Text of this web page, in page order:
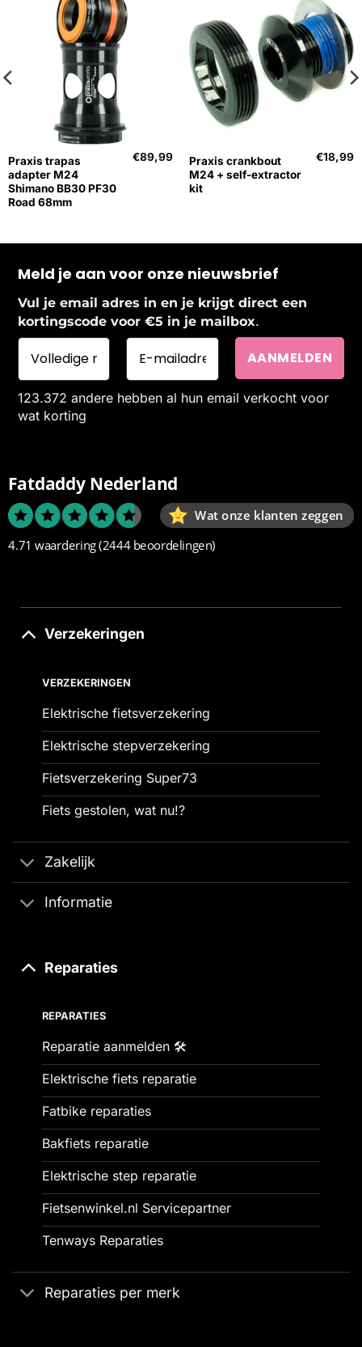
Praxis trapas
adapter M24
Shimano BB30 PF30
Road 68mm
€89,99
Praxis crankbout
M24 + self-extractor
kit
€18,99
Meld je aan voor onze nieuwsbrief
Vul je email adres in en je krijgt direct een
kortingscode voor €5 in je mailbox.
123.372 andere hebben al hun email verkocht voor
wat korting
Fatdaddy Nederland
Wat onze klanten zeggen
4.71 waardering(2444 beoordelingen)
Verzekeringen
VERZEKERINGEN
Elektrische fietsverzekering
Elektrische stepverzekering
Fietsverzekering Super73
Fiets gestolen, wat nu!?
Zakelijk
Informatie
Reparaties
REPARATIES
Reparatie aanmelden 🛠️
Elektrische fiets reparatie
Fatbike reparaties
Bakfiets reparatie
Elektrische step reparatie
Fietsenwinkel.nl Servicepartner
Tenways Reparaties
Reparaties per merk